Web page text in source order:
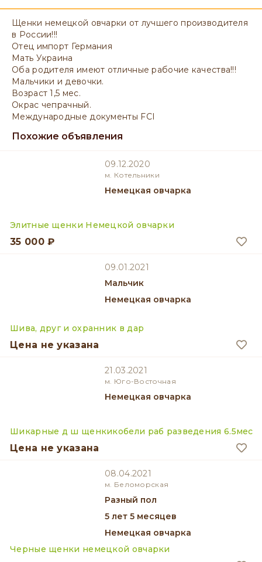
Щенки немецкой овчарки от лучшего производителя
в России!!!
Отец импорт Германия
Мать Украина
Оба родителя имеют отличные рабочие качества!!!
Мальчики и девочки.
Возраст 1,5 мес.
Окрас чепрачный.
Международные документы FCI
Похожие объявления
09.12.2020
м. Котельники
Немецкая овчарка
Элитные щенки Немецкой овчарки
35 000 ₽
09.01.2021
мальчик
Немецкая овчарка
Шива, друг и охранник в дар
Цена не указана
21.03.2021
м. Юго-Восточная
Немецкая овчарка
Шикарные д ш щенкикобели раб разведения 6.5мес
Цена не указана
08.04.2021
м. Беломорская
разный пол
5 лет 5 месяцев
Немецкая овчарка
Черные щенки немецкой овчарки